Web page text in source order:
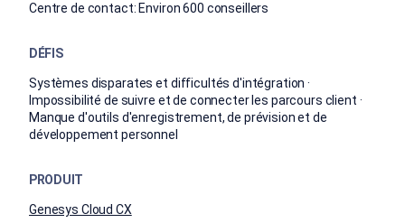
Centre de contact: Environ 600 conseillers
DÉFIS
Systèmes disparates et difficultés d'intégration ·
Impossibilité de suivre et de connecter les parcours client ·
Manque d'outils d'enregistrement, de prévision et de
développement personnel
PRODUIT
Genesys Cloud CX